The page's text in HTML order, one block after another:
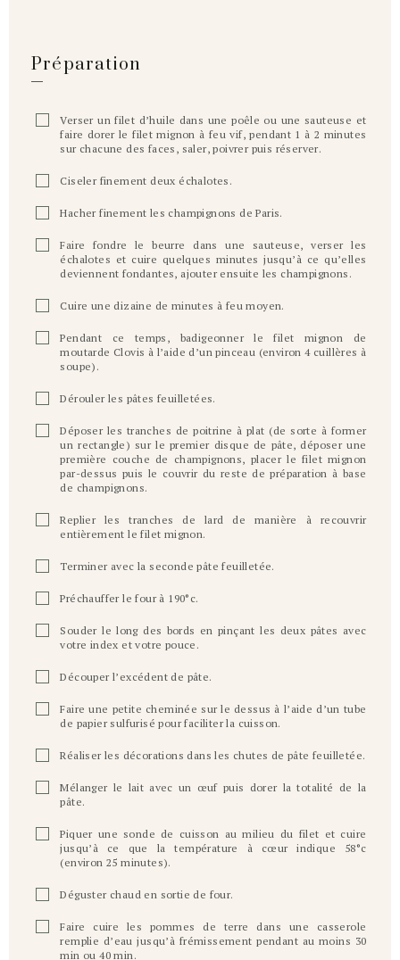
Préparation
Verser un filet d’huile dans une poêle ou une sauteuse et
faire dorer le filet mignon à feu vif, pendant 1 à 2 minutes
sur chacune des faces, saler, poivrer puis réserver.
Ciseler finement deux échalotes.
Hacher finement les champignons de Paris.
Faire fondre le beurre dans une sauteuse, verser les
échalotes et cuire quelques minutes jusqu’à ce qu’elles
deviennent fondantes, ajouter ensuite les champignons.
Cuire une dizaine de minutes à feu moyen.
Pendant ce temps, badigeonner le filet mignon de
moutarde Clovis à l’aide d’un pinceau (environ 4 cuillères à
soupe).
Dérouler les pâtes feuilletées.
Déposer les tranches de poitrine à plat (de sorte à former
un rectangle) sur le premier disque de pâte, déposer une
première couche de champignons, placer le filet mignon
par-dessus puis le couvrir du reste de préparation à base
de champignons.
Replier les tranches de lard de manière à recouvrir
entièrement le filet mignon.
Terminer avec la seconde pâte feuilletée.
Préchauffer le four à 190°c.
Souder le long des bords en pinçant les deux pâtes avec
votre index et votre pouce.
Découper l’excédent de pâte.
Faire une petite cheminée sur le dessus à l’aide d’un tube
de papier sulfurisé pour faciliter la cuisson.
Réaliser les décorations dans les chutes de pâte feuilletée.
Mélanger le lait avec un œuf puis dorer la totalité de la
pâte.
Piquer une sonde de cuisson au milieu du filet et cuire
jusqu’à ce que la température à cœur indique 58°c
(environ 25 minutes).
Déguster chaud en sortie de four.
Faire cuire les pommes de terre dans une casserole
remplie d’eau jusqu’à frémissement pendant au moins 30
min ou 40 min.